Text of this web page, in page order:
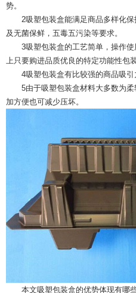
势。
2吸塑包装盒能满足商品多样化保
及无菌保鲜，五毒五污染等要求。
3吸塑包装盒的工艺简单，操作使
上只要购进品质优良的特定功能性包
4吸塑包装盒有比较强的商品吸引
5由于吸塑包装盒材料大多数为柔
加方便也可减少压坏。
本文吸塑包装盒的优势体现有哪些